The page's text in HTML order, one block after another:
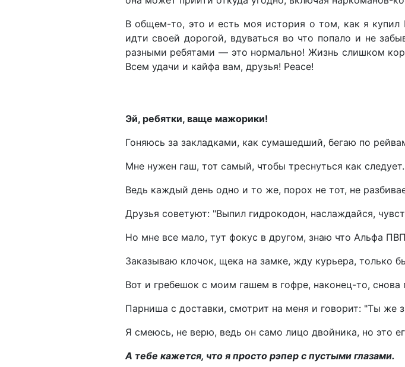
В общем-то, это и есть моя история о том, как я
идти своей дорогой, вдуваться во что попало и не
разными ребятами — это нормально! Жизнь слишком
Всем удачи и кайфа вам, друзья! Peace!
Эй, ребятки, ваще мажорики!
Гоняюсь за закладками, как сумашедший, бегаю по
Мне нужен гаш, тот самый, чтобы треснуться как следует.
Ведь каждый день одно и то же, порох не тот, не
Друзья советуют: "Выпил гидрокодон, наслаждайся,
Но мне все мало, тут фокус в другом, знаю что Альфа
Заказываю клочок, щека на замке, жду курьера, только
Вот и гребешок с моим гашем в гофре, наконец-то, снова
Парниша с доставки, смотрит на меня и говорит: "Ты же
Я смеюсь, не верю, ведь он само лицо двойника, но это
А тебе кажется, что я просто рэпер с пустыми глазами.